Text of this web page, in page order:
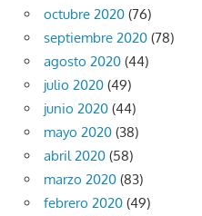
octubre 2020 (76)
septiembre 2020 (78)
agosto 2020 (44)
julio 2020 (49)
junio 2020 (44)
mayo 2020 (38)
abril 2020 (58)
marzo 2020 (83)
febrero 2020 (49)